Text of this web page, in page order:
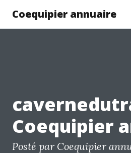
Coequipier annuaire
Coequipier
Posté par Coequipier